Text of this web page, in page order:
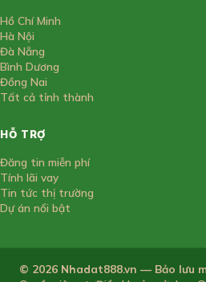
Hồ Chí Minh
Hà Nội
Đà Nẵng
Bình Dương
Đồng Nai
Tất cả tỉnh thành
HỖ TRỢ
Đăng tin miễn phí
Tính lãi vay
Tin tức thị trường
Dự án nổi bật
© 2026 Nhadat888.vn — Bảo lưu